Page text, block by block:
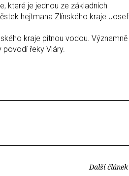
které je jednou ze základních
hejtmana Zlínského kraje Josef
kraje pitnou vodou. Významně
povodí řeky Vláry.
Další článek